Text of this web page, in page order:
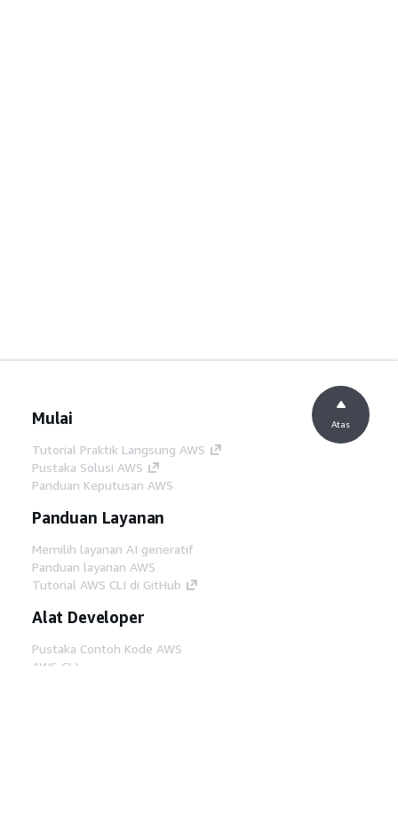
Mulai
Tutorial Praktik Langsung AWS
Pustaka Solusi AWS
Panduan Keputusan AWS
Panduan Layanan
Memilih layanan AI generatif
Panduan layanan AWS
Tutorial AWS CLI di GitHub
Alat Developer
Pustaka Contoh Kode AWS
AWS CLI
Atas